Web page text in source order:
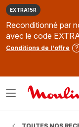
EXTRA15R
Reconditionné par
avec le code
Conditions de l'offre
Ouvrir